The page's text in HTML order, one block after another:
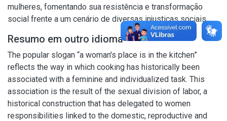
mulheres, fomentando sua resistência e transformação
social frente a um cenário de diversas injustiças sociais.
Resumo em outro idioma
The popular slogan “a woman's place is in the kitchen”
reflects the way in which cooking has historically been
associated with a feminine and individualized task. This
association is the result of the sexual division of labor, a
historical construction that has delegated to women
responsibilities linked to the domestic, reproductive and